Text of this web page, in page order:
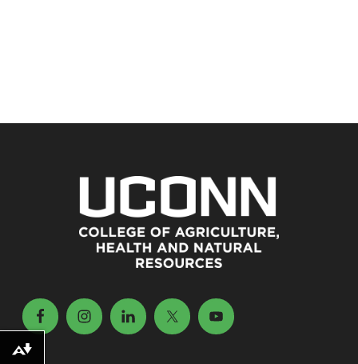
Download alternative formats ...